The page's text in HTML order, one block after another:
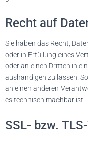
Recht auf
Sie haben das Recht,
oder in Erfüllung eines
oder an einen Dritten in
aushändigen zu lassen.
an einen anderen
es technisch machbar ist.
SSL- bzw.